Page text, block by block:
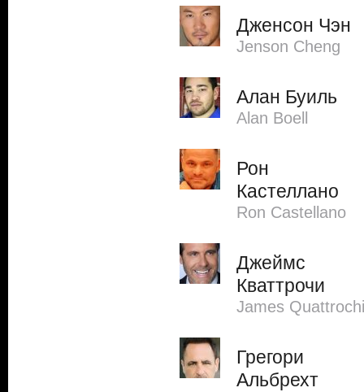
Дженсон Чэн
Jenson Cheng
Алан Буиль
Alan Boell
Рон
Кастеллано
Ron Castellano
Джеймс
Кваттрочи
James Quattrochi
Грегори
Альбрехт